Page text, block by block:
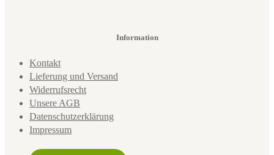
Information
Kontakt
Lieferung und Versand
Widerrufsrecht
Unsere AGB
Datenschutzerklärung
Impressum